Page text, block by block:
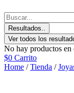
Resultados..
Ver todos los
No hay productos en
$0 Carrito
Home /Tienda /